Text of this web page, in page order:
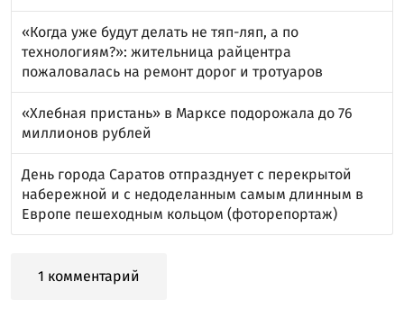
«Когда уже будут делать не тяп-ляп, а по
технологиям?»: жительница райцентра
пожаловалась на ремонт дорог и тротуаров
«Хлебная пристань» в Марксе подорожала до 76
миллионов рублей
День города Саратов отпразднует с перекрытой
набережной и с недоделанным самым длинным в
Европе пешеходным кольцом (фоторепортаж)
1 комментарий